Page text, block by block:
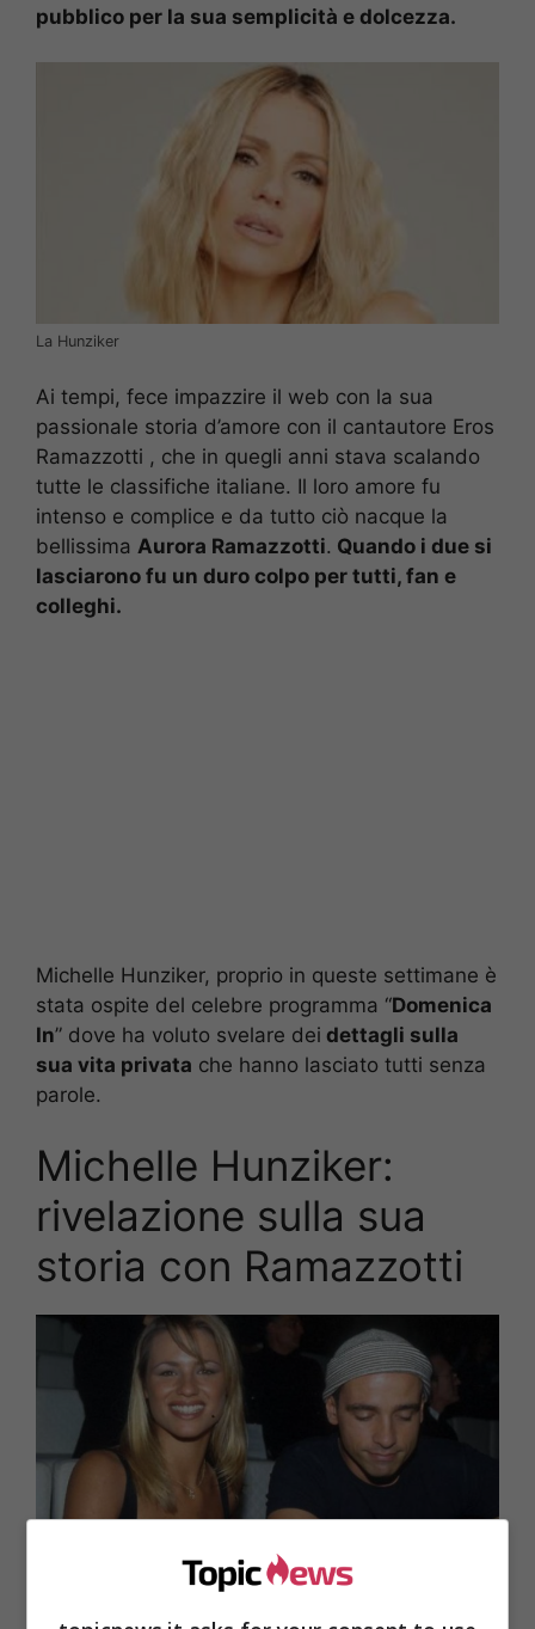
pubblico per la sua semplicità e dolcezza.
La Hunziker
Ai tempi, fece impazzire il web con la sua
passionale storia d’amore con il cantautore Eros
Ramazzotti , che in quegli anni stava scalando
tutte le classifiche italiane. Il loro amore fu
intenso e complice e da tutto ciò nacque la
bellissima Aurora Ramazzotti. Quando i due si
lasciarono fu un duro colpo per tutti, fan e
colleghi.
Michelle Hunziker, proprio in queste settimane è
stata ospite del celebre programma “Domenica
In” dove ha voluto svelare dei dettagli sulla
sua vita privata che hanno lasciato tutti senza
parole.
Michelle Hunziker:
rivelazione sulla sua
storia con Ramazzotti
Eros Ramazzotti e Michelle Hunziker